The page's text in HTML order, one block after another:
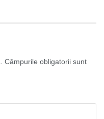
Câmpurile obligatorii sunt